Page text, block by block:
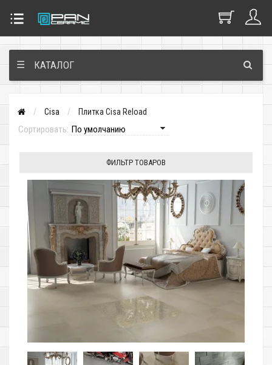
☰ КАТАЛОГ
Cisa Плитка Cisa Reload
Сортировать:
ФИЛЬТР ТОВАРОВ